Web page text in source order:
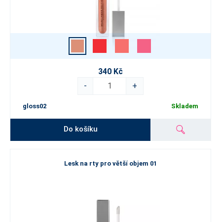
340 Kč
-
+
gloss02 Skladem
Do košíku
Lesk na rty pro větší objem 01